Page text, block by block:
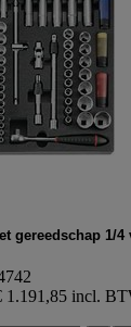
gereedschap 1/4
1.191,85 incl.